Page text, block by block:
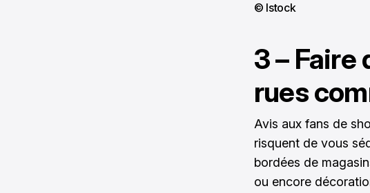
© Istock
3 – Faire
rues
Avis aux fans de
risquent de vous
bordées de
ou encore